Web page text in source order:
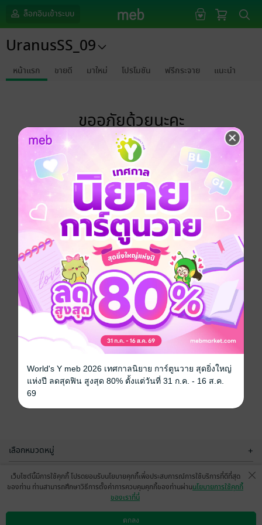
ล็อกอินเข้าระบบ
UranusSS_09
หน้าแรก ขายดี มาใหม่ โปรโมชัน ฟรีกระจาย แนะนำ
ขออภัยด้วยนะคะ
ไม่พบข้อมูลในหัวข้อที่คุณกำลังชมค่ะ
เลือกหมวดหมู่ +
บริการช่วยเหลือ +
เว็บไซต์นี้มีการใช้คุกกี้ โปรดยอมรับนโยบายคุกกี้เพื่อประสบการณ์การใช้บริการที่ดีที่สุด
ของท่าน ท่านสามารถศึกษาวิธีการตั้งค่าการควบคุมคุกกี้ของท่านผ่านนโยบายการใช้คุกกี้
ของเราที่นี่
ตกลง
World's Y meb 2026 เทศกาลนิยาย การ์ตูนวาย สุดยิ่งใหญ่
แห่งปี ลดสุดฟิน สูงสุด 80% ตั้งแต่วันที่ 31 ก.ค. - 16 ส.ค.
69